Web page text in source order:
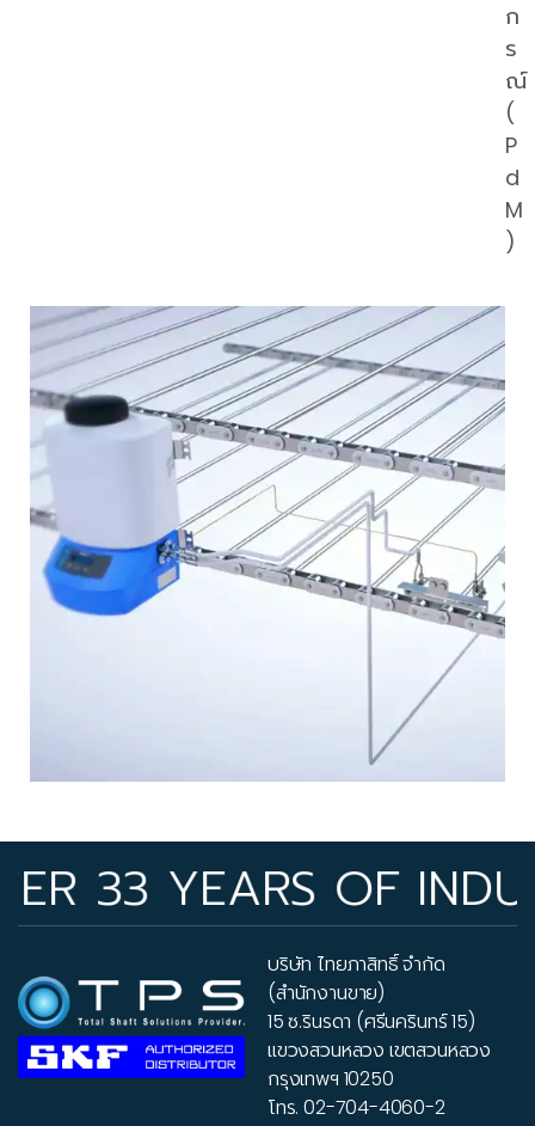
ก
ร
ณ์
(
P
d
M
)
YEARS OF
บริษัท ไทยภาสิทธิ์ จำกัด
(สำนักงานขาย)
15 ซ.รินรดา (ศรีนครินทร์ 15)
แขวงสวนหลวง เขตสวนหลวง
กรุงเทพฯ 10250
โทร.02-704-4060-2